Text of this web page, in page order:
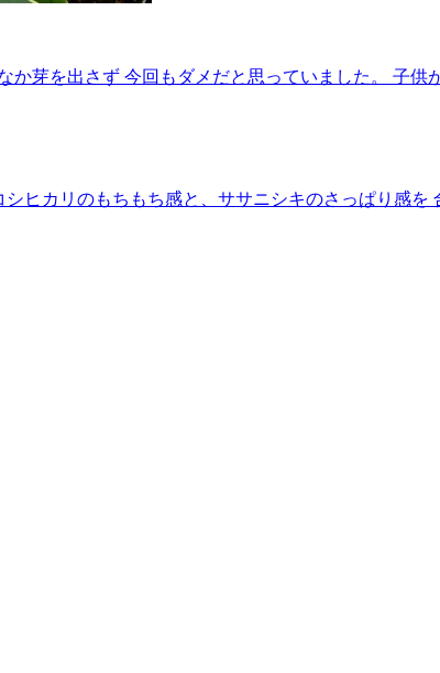
芽を出さず 今回もダメだと思っていました。 子供
ヒカリのもちもち感と、ササニシキのさっぱり感を